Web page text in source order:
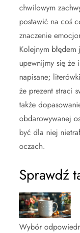
chwilowym
postawić na coś
znaczenie
Kolejnym
upewnijmy się że
napisane;
że prezent straci
także
obdarowywanej
być dla niej
oczach.
Sprawdź
Wybór